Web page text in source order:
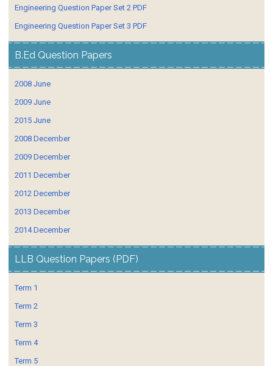
Engineering Question Paper Set 2 PDF
Engineering Question Paper Set 3 PDF
B.Ed Question Papers
2008 June
2009 June
2015 June
2008 December
2009 December
2011 December
2012 December
2013 December
2014 December
LLB Question Papers (PDF)
Term 1
Term 2
Term 3
Term 4
Term 5